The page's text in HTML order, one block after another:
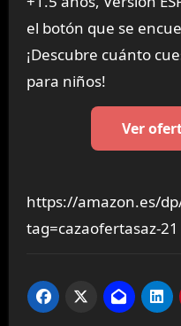
el botón que se
¡Descubre cuánto
para niños!
Ver
https://amazon.es/
tag=cazaofertasaz-21